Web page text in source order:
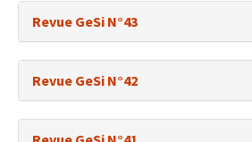
Revue GeSi N°43
Revue GeSi N°42